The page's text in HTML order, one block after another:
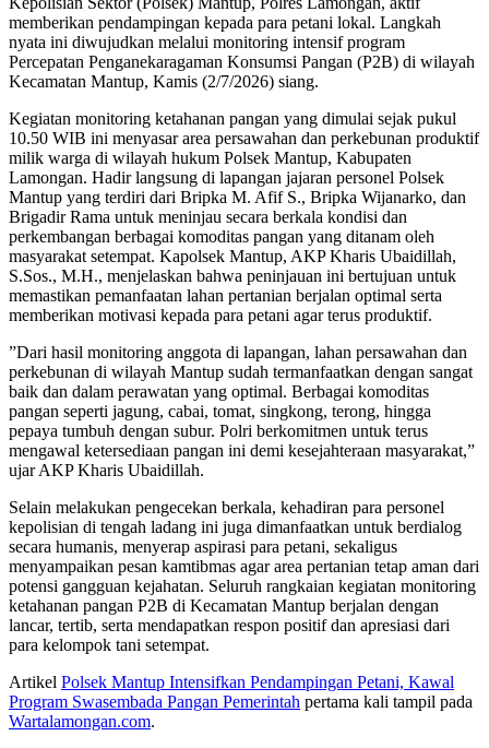
memberikan pendampingan kepada para petani lokal. Langkah
nyata ini diwujudkan melalui monitoring intensif program
Percepatan Penganekaragaman Konsumsi Pangan (P2B) di wilayah
Kecamatan Mantup, Kamis (2/7/2026) siang.
​Kegiatan monitoring ketahanan pangan yang dimulai sejak pukul
10.50 WIB ini menyasar area persawahan dan perkebunan produktif
milik warga di wilayah hukum Polsek Mantup, Kabupaten
Lamongan. ​Hadir langsung di lapangan jajaran personel Polsek
Mantup yang terdiri dari Bripka M. Afif S., Bripka Wijanarko, dan
Brigadir Rama untuk meninjau secara berkala kondisi dan
perkembangan berbagai komoditas pangan yang ditanam oleh
masyarakat setempat. ​Kapolsek Mantup, AKP Kharis Ubaidillah,
S.Sos., M.H., menjelaskan bahwa peninjauan ini bertujuan untuk
memastikan pemanfaatan lahan pertanian berjalan optimal serta
memberikan motivasi kepada para petani agar terus produktif.
​”Dari hasil monitoring anggota di lapangan, lahan persawahan dan
perkebunan di wilayah Mantup sudah termanfaatkan dengan sangat
baik dan dalam perawatan yang optimal. Berbagai komoditas
pangan seperti jagung, cabai, tomat, singkong, terong, hingga
pepaya tumbuh dengan subur. Polri berkomitmen untuk terus
mengawal ketersediaan pangan ini demi kesejahteraan masyarakat,”
ujar AKP Kharis Ubaidillah. ​
Selain melakukan pengecekan berkala, kehadiran para personel
kepolisian di tengah ladang ini juga dimanfaatkan untuk berdialog
secara humanis, menyerap aspirasi para petani, sekaligus
menyampaikan pesan kamtibmas agar area pertanian tetap aman dari
potensi gangguan kejahatan. ​Seluruh rangkaian kegiatan monitoring
ketahanan pangan P2B di Kecamatan Mantup berjalan dengan
lancar, tertib, serta mendapatkan respon positif dan apresiasi dari
para kelompok tani setempat.
Artikel Polsek Mantup Intensifkan Pendampingan Petani, Kawal
Program Swasembada Pangan Pemerintah pertama kali tampil pada
Wartalamongan.com.